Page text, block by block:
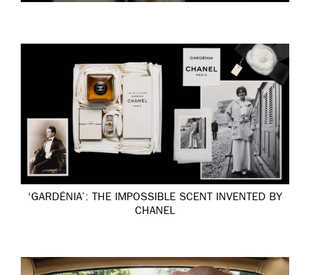
‘GARDÉNIA’: THE IMPOSSIBLE SCENT INVENTED BY
CHANEL